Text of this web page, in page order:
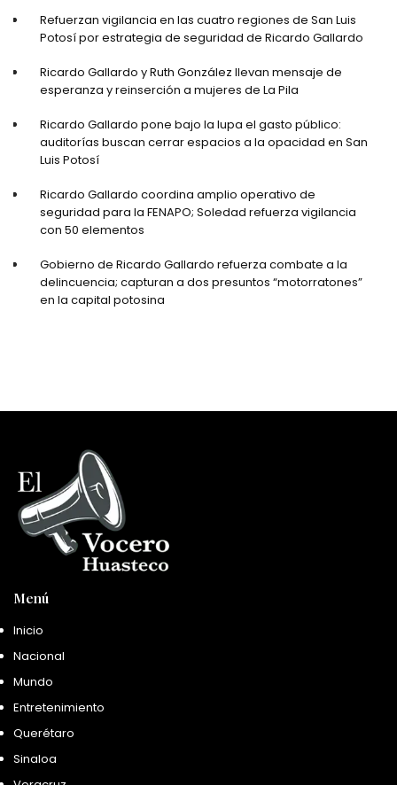
Refuerzan vigilancia en las cuatro regiones de San Luis
Potosí por estrategia de seguridad de Ricardo Gallardo
Ricardo Gallardo y Ruth González llevan mensaje de
esperanza y reinserción a mujeres de La Pila
Ricardo Gallardo pone bajo la lupa el gasto público:
auditorías buscan cerrar espacios a la opacidad en San
Luis Potosí
Ricardo Gallardo coordina amplio operativo de
seguridad para la FENAPO; Soledad refuerza vigilancia
con 50 elementos
Gobierno de Ricardo Gallardo refuerza combate a la
delincuencia; capturan a dos presuntos “motorratones”
en la capital potosina
Menú
Inicio
Nacional
Mundo
Entretenimiento
Querétaro
Sinaloa